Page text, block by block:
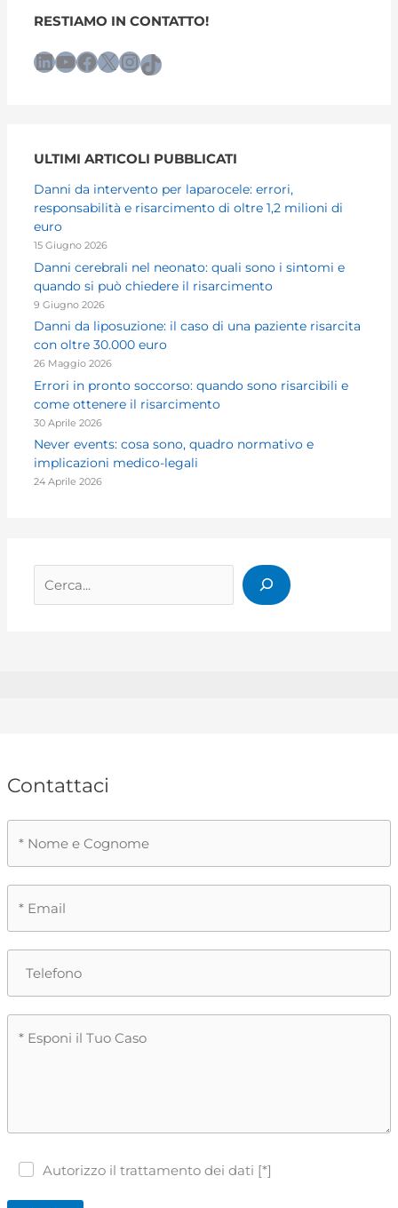
RESTIAMO IN CONTATTO!
LinkedIn YouTube Facebook X InstagramTikTok
ULTIMI ARTICOLI PUBBLICATI
Danni da intervento per laparocele: errori,
responsabilità e risarcimento di oltre 1,2 milioni di
euro
15 Giugno 2026
Danni cerebrali nel neonato: quali sono i sintomi e
quando si può chiedere il risarcimento
9 Giugno 2026
Danni da liposuzione: il caso di una paziente risarcita
con oltre 30.000 euro
26 Maggio 2026
Errori in pronto soccorso: quando sono risarcibili e
come ottenere il risarcimento
30 Aprile 2026
Never events: cosa sono, quadro normativo e
implicazioni medico-legali
24 Aprile 2026
Contattaci
Autorizzo il trattamento dei dati [*]